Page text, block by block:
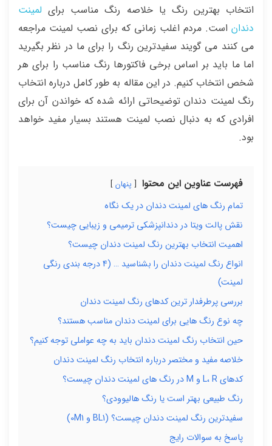
انتخاب بهترین رنگ یا خلاصه رنگ مناسب برای لمینت
دندان است. مردم اغلب زمانی که برای نصب لمینت مراجعه
می کنند می گویند سفیدترین رنگ را برای ما در نظر بگیرید
اما ما باید بر اساس برخی فاکتورها رنگ مناسب را برای هر
شخص انتخاب کنیم. در این مقاله به طور کامل درباره انتخاب
رنگ لمینت دندان توضیحاتی ارائه شده که خواندن آن برای
افرادی که به دنبال نصب لمینت هستند بسیار مفید خواهد
بود.
فهرست عناوین این محتوا پنهان
تمام رنگ های لمینت دندان در یک نگاه
نقش پالت ویتا در دندانپزشکی ترمیمی و زیبایی چیست؟
اهمیت انتخاب بهترین رنگ لمینت دندان چیست؟
انواع رنگ لمینت دندان را بشناسید … (4 درجه بندی رنگی
لمینت)
بررسی پرطرفدار ترین کدهای رنگ لمینت دندان
چه نوع رنگ هایی برای لمینت دندان مناسب هستند؟
حین انتخاب رنگ لمینت دندان باید به چه عواملی توجه کنیم؟
خلاصه مفید و مختصر درباره انتخاب رنگ لمینت دندان
کدهای L، R و M در رنگ های لمینت دندان چیست؟
رنگ طبیعی بهتر است یا رنگ هالیوودی؟
سفیدترین رنگ لمینت دندان چیست؟ (BL1 و 0M1)
پاسخ به سوالات رایج